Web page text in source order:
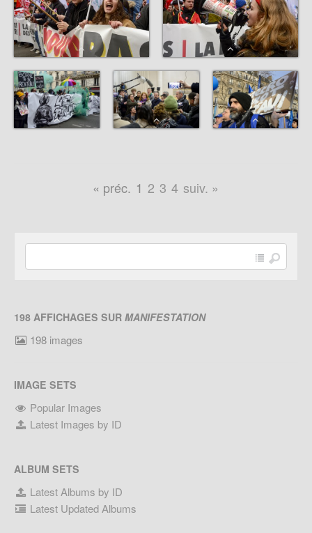
« préc. 1 2 3 4 suiv. »
198 AFFICHAGES SUR MANIFESTATION
198 images
IMAGE SETS
Popular Images
Latest Images by ID
ALBUM SETS
Latest Albums by ID
Latest Updated Albums